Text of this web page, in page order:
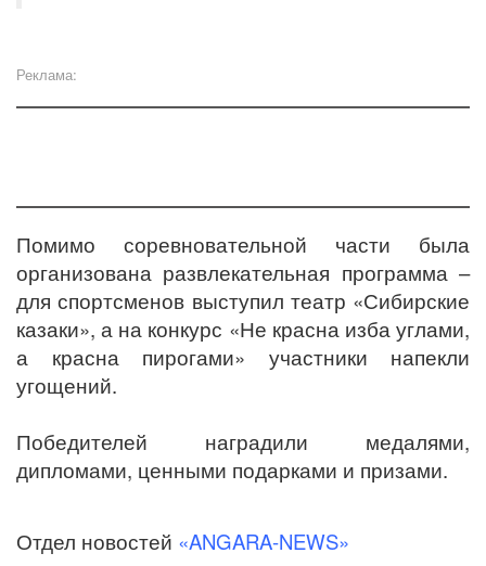
Реклама:
Помимо соревновательной части была
организована развлекательная программа –
для спортсменов выступил театр «Сибирские
казаки», а на конкурс «Не красна изба углами,
а красна пирогами» участники напекли
угощений.
Победителей наградили медалями,
дипломами, ценными подарками и призами.
Отдел новостей «ANGARA-NEWS»